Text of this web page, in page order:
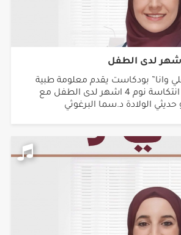
وانا” بودكاست يقدم معلومة طبية
كيفية التعامل مع انتكاسة نوم 4 اشهر لدى الطفل مع
الولادة د.سما البرغوثي